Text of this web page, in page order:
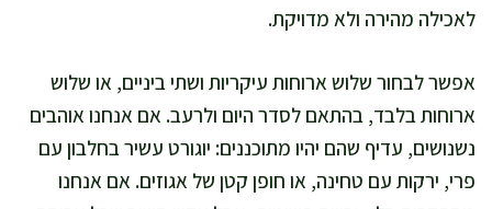
לאכילה מהירה ולא מדויקת.
אפשר לבחור שלוש ארוחות עיקריות ושתי ביניים, או שלוש
ארוחות בלבד, בהתאם לסדר היום ולרעב. אם אנחנו אוהבים
נשנושים, עדיף שהם יהיו מתוכננים: יוגורט עשיר בחלבון עם
פרי, ירקות עם טחינה, או חופן קטן של אגוזים. אם אנחנו